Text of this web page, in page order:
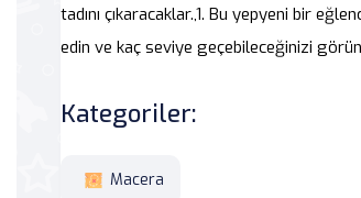
tadını çıkaracaklar.,1. Bu yepyeni bir
edin ve kaç seviye geçebileceğinizi görün
Kategoriler:
Macera